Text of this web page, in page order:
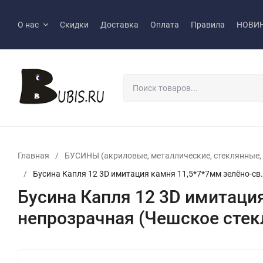
О нас Скидки Доставка Оплата Правила
Главная /
БУСИНЫ (акриловые, металлические, стеклянные,
/
Бусина Капля 12 3D имитация камня 11,5*7*7мм зелёно-
Бусина Капля 12 3D
непрозрачная (Чешское